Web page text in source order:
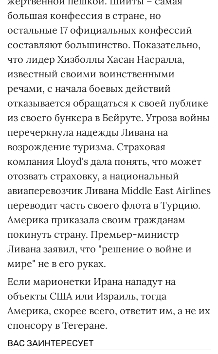
большая конфессия в стране, но
остальные 17 официальных конфессий
составляют большинство. Показательно,
что лидер Хизболлы Хасан Насралла,
известный своими воинственными
речами, с начала боевых действий
отказывается обращаться к своей публике
из своего бункера в Бейруте. Угроза войны
перечеркнула надежды Ливана на
возрождение туризма. Страховая
компания Lloyd's дала понять, что может
отозвать страховку, а национальный
авиаперевозчик Ливана Middle East Airlines
переводит часть своего флота в Турцию.
Америка приказала своим гражданам
покинуть страну. Премьер-министр
Ливана заявил, что "решение о войне и
мире" не в его руках.
Если марионетки Ирана нападут на
объекты США или Израиль, тогда
Америка, скорее всего, ответит им, а не их
спонсору в Тегеране.
ВАС ЗАИНТЕРЕСУЕТ